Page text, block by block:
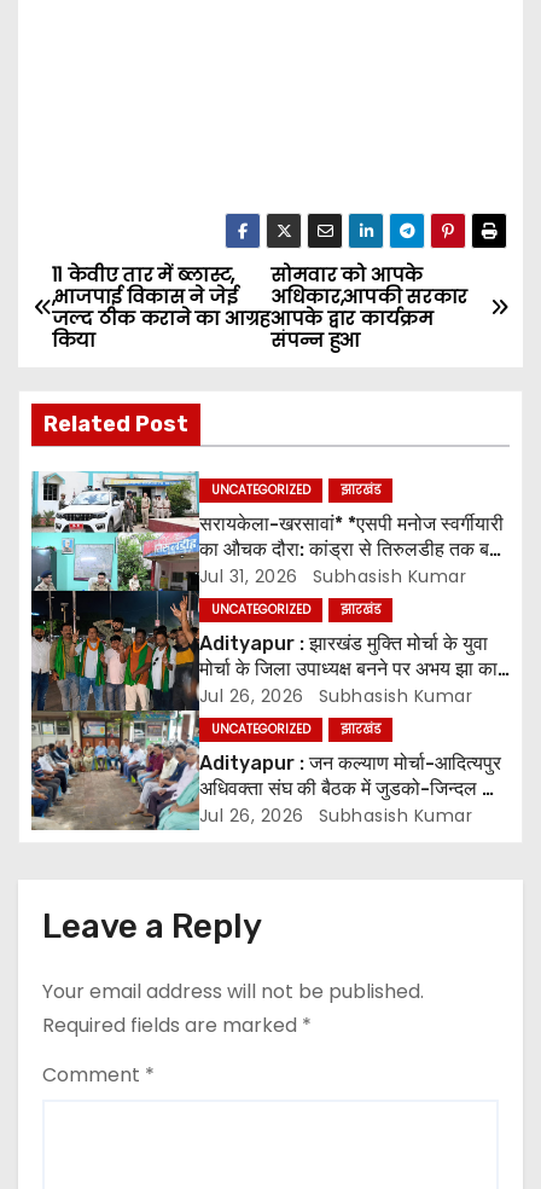
P
o
t
n
a
v
i
g
a
t
n
सोमवार को आपके
अधिकार,आपकी सरकार
आपके द्वार कार्यक्रम
संपन्न हुआ
11 केवीए तार में ब्लास्ट,
,भाजपाई विकास ने जेई
जल्द ठीक कराने का आग्रह
किया
Related Post
UNCATEGORIZED झारखंड
सरायकेला-खरसावां* *एसपी मनोज स्वर्गीयारी
का औचक दौरा: कांड्रा से तिरुलडीह तक बज
गई हाजिरी* *”फाइल नहीं, फील्ड में काम दिखे”
– लंबित केस और वारंट पर ध्यान दिया जाए.
Jul 31, 2026 Subhasish Kumar
UNCATEGORIZED झारखंड
Adityapur : झारखंड मुक्ति मोर्चा के युवा
मोर्चा के जिला उपाध्यक्ष बनने पर अभय झा का
स्वागत
Jul 26, 2026 Subhasish Kumar
UNCATEGORIZED झारखंड
Adityapur : जन कल्याण मोर्चा-आदित्यपुर
अधिवक्ता संघ की बैठक में जुडको-जिन्दल की
वादाखिलाफी की निन्दा
Jul 26, 2026 Subhasish Kumar
Leave a Reply
Your email address will not be published.
Required fields are marked *
Comment *